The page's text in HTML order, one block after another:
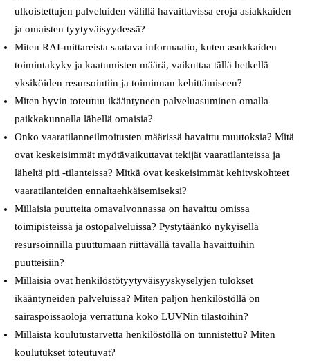
ulkoistettujen palveluiden välillä havaittavissa eroja asiakkaiden
ja omaisten tyytyväisyydessä?
Miten RAI-mittareista saatava informaatio, kuten asukkaiden
toimintakyky ja kaatumisten määrä, vaikuttaa tällä hetkellä
yksiköiden resursointiin ja toiminnan kehittämiseen?
Miten hyvin toteutuu ikääntyneen palveluasuminen omalla
paikkakunnalla lähellä omaisia?
Onko vaaratilanneilmoitusten määrissä havaittu muutoksia? Mitä
ovat keskeisimmät myötävaikuttavat tekijät vaaratilanteissa ja
läheltä piti -tilanteissa? Mitkä ovat keskeisimmät kehityskohteet
vaaratilanteiden ennaltaehkäisemiseksi?
Millaisia puutteita omavalvonnassa on havaittu omissa
toimipisteissä ja ostopalveluissa? Pystytäänkö nykyisellä
resursoinnilla puuttumaan riittävällä tavalla havaittuihin
puutteisiin?
Millaisia ovat henkilöstötyytyväisyyskyselyjen tulokset
ikääntyneiden palveluissa? Miten paljon henkilöstöllä on
sairaspoissaoloja verrattuna koko LUVNin tilastoihin?
Millaista koulutustarvetta henkilöstöllä on tunnistettu? Miten
koulutukset toteutuvat?